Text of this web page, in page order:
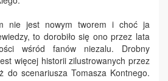
nie jest nowym tworem i choć ja
to dorobiło się ono przez lata
wśród fanów niezalu. Drobny
więcej historii zilustrowanych przez
do scenariusza Tomasza Kontnego.